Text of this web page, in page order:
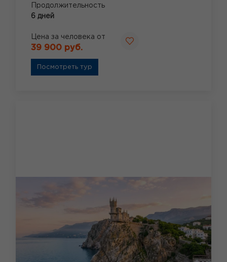
Продолжительность
6 дней
Цена за человека от
39 900 руб.
Посмотреть тур